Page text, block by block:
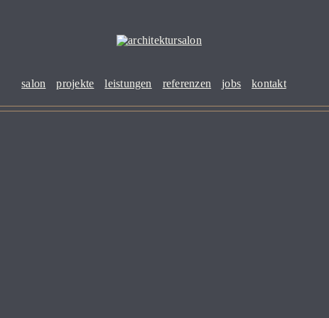
salon projekte leistungen referenzen jobs kontakt